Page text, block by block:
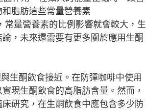
脂肪這些常量營養素
常量營養素的比例影響就會較大，生
，未來還需要有更多關於應用生酮
生酮飲食接近。在防彈咖啡中使用
現生酮飲食的高脂肪含量。然而，
研究，在生酮飲食中應包含多少防